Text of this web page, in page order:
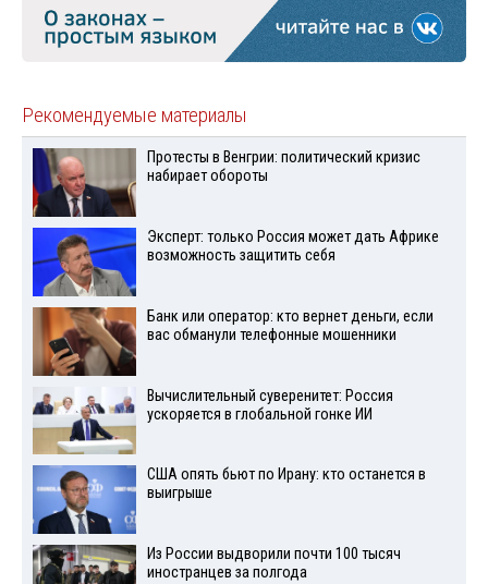
Рекомендуемые материалы
Протесты в Венгрии: политический кризис
набирает обороты
Эксперт: только Россия может дать Африке
возможность защитить себя
Банк или оператор: кто вернет деньги, если
вас обманули телефонные мошенники
Вычислительный суверенитет: Россия
ускоряется в глобальной гонке ИИ
США опять бьют по Ирану: кто останется в
выигрыше
Из России выдворили почти 100 тысяч
иностранцев за полгода